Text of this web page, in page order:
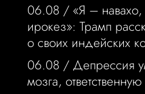
06.08 / «Я –
ирокез»: Трамп
о своих индейских
06.08 / Депрессия
мозга,